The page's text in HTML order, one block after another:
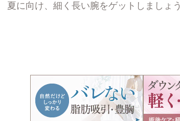
夏に向け、細く長い腕をゲットしましょう